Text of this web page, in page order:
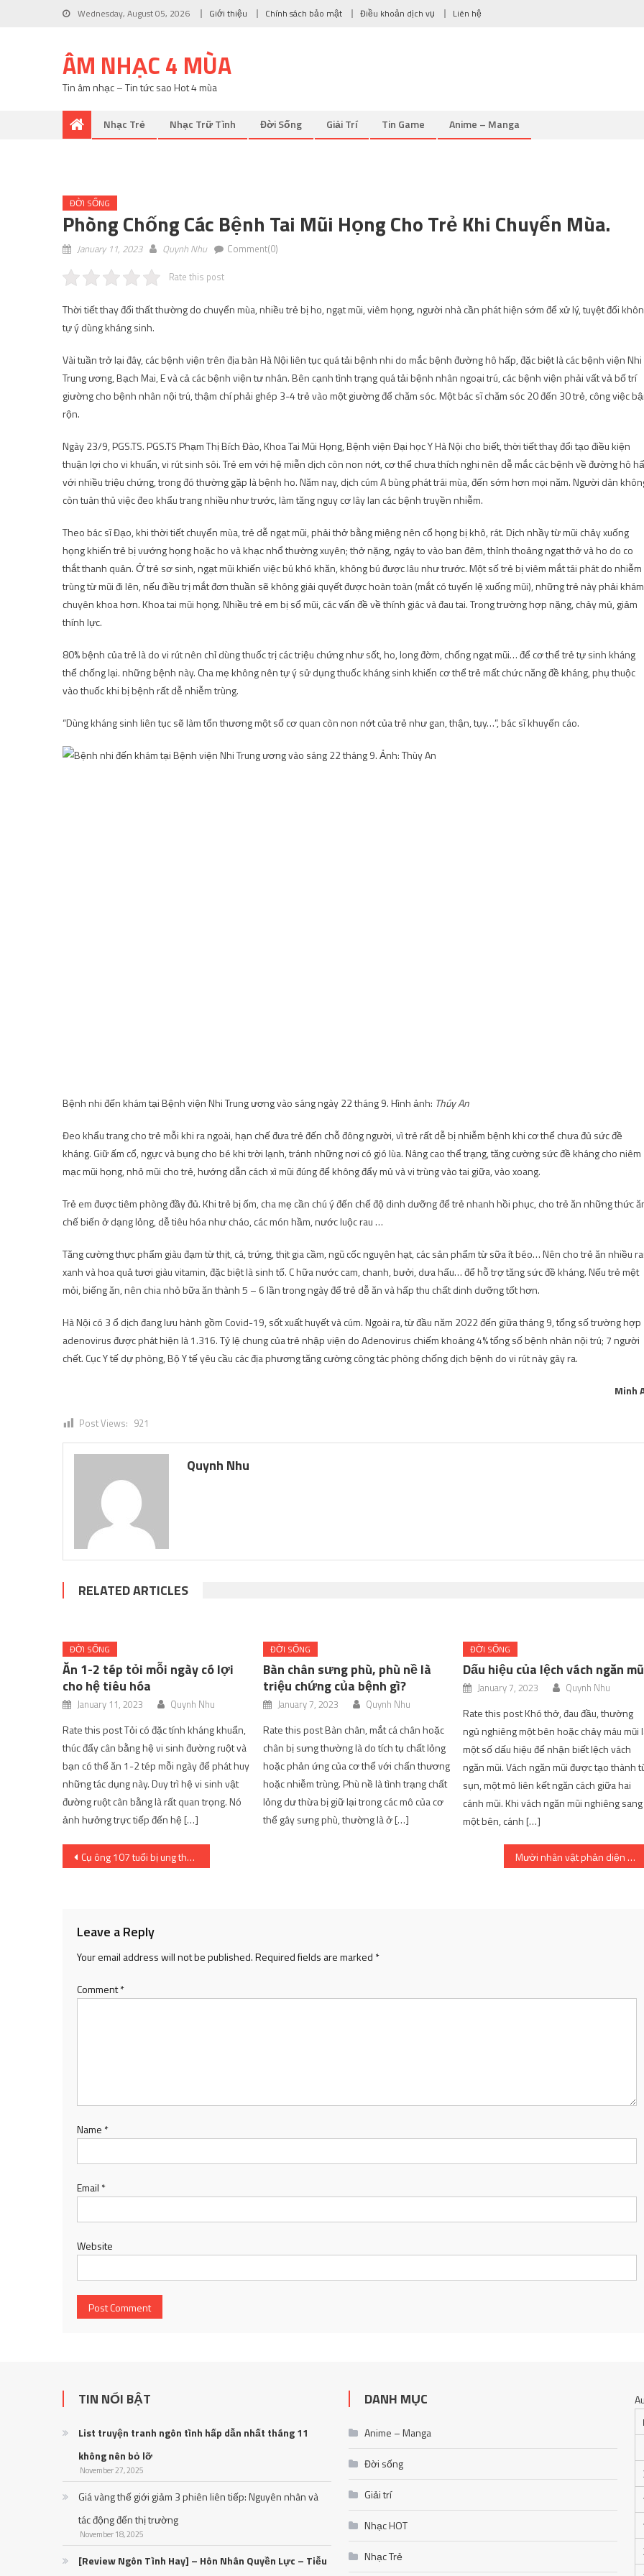
Wednesday, August 05, 2026 Giới thiệu Chính sách bảo mật Điều khoản dịch vụ Liên hệ
ÂM NHẠC 4 MÙA
Tin âm nhạc – Tin tức sao Hot 4 mùa
Nhạc Trẻ Nhạc Trữ Tình Đời Sống Giải Trí Tin Game Anime – Manga
ĐỜI SỐNG
Phòng Chống Các Bệnh Tai Mũi Họng Cho Trẻ Khi Chuyển Mùa.
January 11, 2023 Quynh Nhu Comment(0)
Rate this post
Thời tiết thay đổi thất thường do chuyển mùa, nhiều trẻ bị ho, ngạt mũi, viêm họng, người nhà cần phát hiện sớm để xử lý, tuyệt đối
tự ý dùng kháng sinh.
Vài tuần trở lại đây, các bệnh viện trên địa bàn Hà Nội liên tục quá tải bệnh nhi do mắc bệnh đường hô hấp, đặc biệt là các bệnh viện Nhi
Trung ương, Bạch Mai, E và cả các bệnh viện tư nhân. Bên cạnh tình trạng quá tải bệnh nhân ngoại trú, các bệnh viện phải vất vả bố trí
giường cho bệnh nhân nội trú, thậm chí phải ghép 3-4 trẻ vào một giường để chăm sóc. Một bác sĩ chăm sóc 20 đến 30 trẻ, công việc
rộn.
Ngày 23/9, PGS.TS. PGS.TS Phạm Thị Bích Đào, Khoa Tai Mũi Họng, Bệnh viện Đại học Y Hà Nội cho biết, thời tiết thay đổi tạo điều kiện
thuận lợi cho vi khuẩn, vi rút sinh sôi. Trẻ em với hệ miễn dịch còn non nớt, cơ thể chưa thích nghi nên dễ mắc các bệnh về đường hô
với nhiều triệu chứng, trong đó thường gặp là bệnh ho. Năm nay, dịch cúm A bùng phát trái mùa, đến sớm hơn mọi năm. Người dân
còn tuân thủ việc đeo khẩu trang nhiều như trước, làm tăng nguy cơ lây lan các bệnh truyền nhiễm.
Theo bác sĩ Đạo, khi thời tiết chuyển mùa, trẻ dễ ngạt mũi, phải thở bằng miệng nên cổ họng bị khô, rát. Dịch nhầy từ mũi chảy xuống
họng khiến trẻ bị vướng họng hoặc ho và khạc nhổ thường xuyên; thở nặng, ngáy to vào ban đêm, thỉnh thoảng ngạt thở và ho do co
thắt thanh quản. Ở trẻ sơ sinh, ngạt mũi khiến việc bú khó khăn, không bú được lâu như trước. Một số trẻ bị viêm mắt tái phát do nhiễm
trùng từ mũi đi lên, nếu điều trị mắt đơn thuần sẽ không giải quyết được hoàn toàn (mắt có tuyến lệ xuống mũi), những trẻ này phải khám
chuyên khoa hơn. Khoa tai mũi họng. Nhiều trẻ em bị sổ mũi, các vấn đề về thính giác và đau tai. Trong trường hợp nặng, chảy mủ, giảm
thính lực.
80% bệnh của trẻ là do vi rút nên chỉ dùng thuốc trị các triệu chứng như sốt, ho, long đờm, chống ngạt mũi… để cơ thể trẻ tự sinh kháng
thể chống lại. những bệnh này. Cha mẹ không nên tự ý sử dụng thuốc kháng sinh khiến cơ thể trẻ mất chức năng đề kháng, phụ thuộc
vào thuốc khi bị bệnh rất dễ nhiễm trùng.
“Dùng kháng sinh liên tục sẽ làm tổn thương một số cơ quan còn non nớt của trẻ như gan, thận, tụy…”, bác sĩ khuyến cáo.
Bệnh nhi đến khám tại Bệnh viện Nhi Trung ương vào sáng ngày 22 tháng 9. Hình ảnh: Thúy An
Đeo khẩu trang cho trẻ mỗi khi ra ngoài, hạn chế đưa trẻ đến chỗ đông người, vì trẻ rất dễ bị nhiễm bệnh khi cơ thể chưa đủ sức đề
kháng. Giữ ấm cổ, ngực và bụng cho bé khi trời lạnh, tránh những nơi có gió lùa. Nâng cao thể trạng, tăng cường sức đề kháng cho niêm
mạc mũi họng, nhỏ mũi cho trẻ, hướng dẫn cách xì mũi đúng để không đẩy mủ và vi trùng vào tai giữa, vào xoang.
Trẻ em được tiêm phòng đầy đủ. Khi trẻ bị ốm, cha mẹ cần chú ý đến chế độ dinh dưỡng để trẻ nhanh hồi phục, cho trẻ ăn những thức
chế biến ở dạng lỏng, dễ tiêu hóa như cháo, các món hầm, nước luộc rau …
Tăng cường thực phẩm giàu đạm từ thịt, cá, trứng, thịt gia cầm, ngũ cốc nguyên hạt, các sản phẩm từ sữa ít béo… Nên cho trẻ ăn nhiều
xanh và hoa quả tươi giàu vitamin, đặc biệt là sinh tố. C hữa nước cam, chanh, bưởi, dưa hấu… để hỗ trợ tăng sức đề kháng. Nếu trẻ mệt
mỏi, biếng ăn, nên chia nhỏ bữa ăn thành 5 – 6 lần trong ngày để trẻ dễ ăn và hấp thu chất dinh dưỡng tốt hơn.
Hà Nội có 3 ổ dịch đang lưu hành gồm Covid-19, sốt xuất huyết và cúm. Ngoài ra, từ đầu năm 2022 đến giữa tháng 9, tổng số trường hợp
adenovirus được phát hiện là 1.316. Tỷ lệ chung của trẻ nhập viện do Adenovirus chiếm khoảng 4% tổng số bệnh nhân nội trú; 7 người
chết. Cục Y tế dự phòng, Bộ Y tế yêu cầu các địa phương tăng cường công tác phòng chống dịch bệnh do vi rút này gây ra.
Minh
Post Views: 921
Quynh Nhu
RELATED ARTICLES
ĐỜI SỐNG
Ăn 1-2 tép tỏi mỗi ngày có lợi
cho hệ tiêu hóa
January 11, 2023 Quynh Nhu
Rate this post Tỏi có đặc tính kháng khuẩn,
thúc đẩy cân bằng hệ vi sinh đường ruột và
bạn có thể ăn 1-2 tép mỗi ngày để phát huy
những tác dụng này. Duy trì hệ vi sinh vật
đường ruột cân bằng là rất quan trọng. Nó
ảnh hưởng trực tiếp đến hệ […]
ĐỜI SỐNG
Bàn chân sưng phù, phù nề là
triệu chứng của bệnh gì?
January 7, 2023 Quynh Nhu
Rate this post Bàn chân, mắt cá chân hoặc
chân bị sưng thường là do tích tụ chất lỏng
hoặc phản ứng của cơ thể với chấn thương
hoặc nhiễm trùng. Phù nề là tình trạng chất
lỏng dư thừa bị giữ lại trong các mô của cơ
thể gây sưng phù, thường là ở […]
ĐỜI SỐNG
Dấu hiệu của lệch vách ngăn
January 7, 2023 Quynh Nhu
Rate this post Khó thở, đau đầu, thường
ngủ nghiêng một bên hoặc chảy máu mũi
một số dấu hiệu để nhận biết lệch vách
ngăn mũi. Vách ngăn mũi được tạo thành
sụn, một mô liên kết ngăn cách giữa hai
cánh mũi. Khi vách ngăn mũi nghiêng sang
một bên, cánh […]
Post
Cụ ông 107 tuổi bị ung thư da Mười nhân vật phản diện mà Luffy không nên tha thứ trong One Piece
Leave a Reply
Your email address will not be published.Required fields are marked *
Comment*
Name *
Email *
Website
TIN NỔI BẬT
List truyện tranh ngôn tình hấp dẫn nhất tháng 11
không nên bỏ lỡ
November 27, 2025
Giá vàng thế giới giảm 3 phiên liên tiếp: Nguyên nhân và
tác động đến thị trường
November 18, 2025
[Review Ngôn Tình Hay] – Hôn Nhân Quyền Lực – Tiễu
DANH MỤC
Anime – Manga
Đời sống
Giải trí
Nhạc HOT
Nhạc Trẻ